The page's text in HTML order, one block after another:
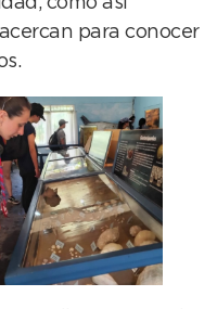
como así
para conocer